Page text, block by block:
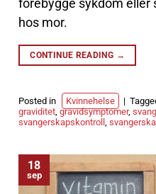
forebygge sykdom eller
hos mor.
CONTINUE READING →
Posted in Kvinnehelse |
graviditet, gravidsymptomer,
svangerskapskontroll ,
18
sep